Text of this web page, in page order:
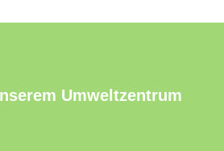
Umweltzentrum